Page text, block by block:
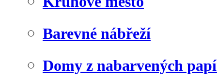
Barevné nábřeží
Domy z nabarvených